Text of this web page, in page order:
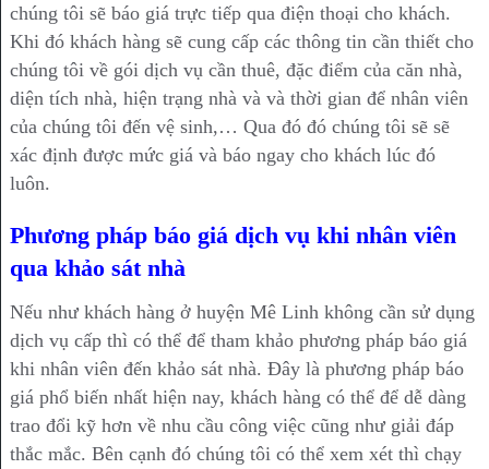
chúng tôi sẽ báo giá trực tiếp qua điện thoại cho khách.
Khi đó khách hàng sẽ cung cấp các thông tin cần thiết cho
chúng tôi về gói dịch vụ cần thuê, đặc điểm của căn nhà,
diện tích nhà, hiện trạng nhà và và thời gian để nhân viên
của chúng tôi đến vệ sinh,… Qua đó đó chúng tôi sẽ sẽ
xác định được mức giá và báo ngay cho khách lúc đó
luôn.
Phương pháp báo giá dịch vụ khi nhân viên
qua khảo sát nhà
Nếu như khách hàng ở huyện Mê Linh không cần sử dụng
dịch vụ cấp thì có thể để tham khảo phương pháp báo giá
khi nhân viên đến khảo sát nhà. Đây là phương pháp báo
giá phổ biến nhất hiện nay, khách hàng có thể để dễ dàng
trao đổi kỹ hơn về nhu cầu công việc cũng như giải đáp
thắc mắc. Bên cạnh đó chúng tôi có thể xem xét thì chạy